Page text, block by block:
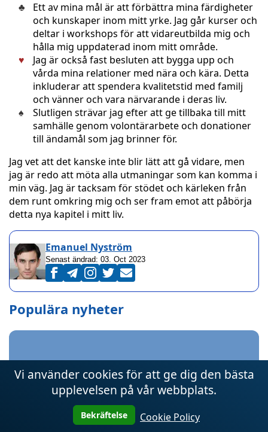
Ett av mina mål är att förbättra mina färdigheter
och kunskaper inom mitt yrke. Jag går kurser och
deltar i workshops för att vidareutbilda mig och
hålla mig uppdaterad inom mitt område.
Jag är också fast besluten att bygga upp och
vårda mina relationer med nära och kära. Detta
inkluderar att spendera kvalitetstid med familj
och vänner och vara närvarande i deras liv.
Slutligen strävar jag efter att ge tillbaka till mitt
samhälle genom volontärarbete och donationer
till ändamål som jag brinner för.
Jag vet att det kanske inte blir lätt att gå vidare, men
jag är redo att möta alla utmaningar som kan komma i
min väg. Jag är tacksam för stödet och kärleken från
dem runt omkring mig och ser fram emot att påbörja
detta nya kapitel i mitt liv.
Emanuel Nyström
Senast ändrad: 03. Oct 2023
Populära nyheter
Hur man registrerar sig för codere
via telefon
Vi använder cookies för att ge dig den bästa
upplevelsen på vår webbplats.
Bekräftelse Cookie Policy